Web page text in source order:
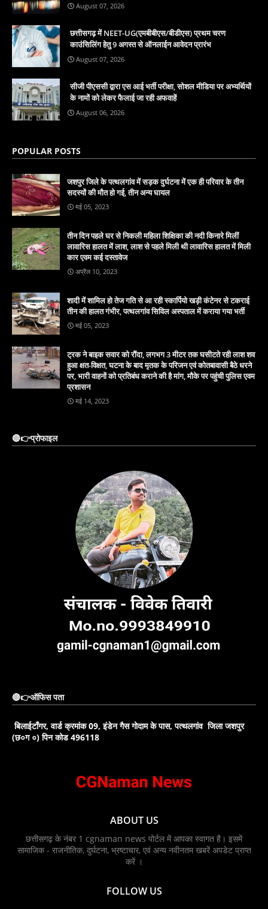
August 07, 2026
छत्तीसगढ़ में NEET-UG(एमबीबीएस/बीडीएस) प्रथम चरण
काउंसिलिंग हेतु 9 अगस्त से ऑनलाईन आवेदन प्रारंभ
August 07, 2026
सीजी पीएससी द्वारा एस आई भर्ती परीक्षा, सोशल मीडिया पर अभ्यर्थियों
के नामों को लेकर फैलाई जा रही अफवाहें
August 06, 2026
POPULAR POSTS
जशपुर जिले के पत्थलगांव में सड़क दुर्घटना में एक ही परिवार के तीन
सदस्यों की मौत हो गई, तीन अन्य घायल
मई 05, 2023
तीन दिन पहले घर से निकली महिला शिक्षिका की नदी किनारे मिलीं
लावारिस हालत में लाश, लाश से पहले मिली थी लावारिस हालत में मिली
कार एवम कई दस्तावेज
अप्रैल 10, 2023
शादी में शामिल हो तेज गति से आ रही स्कार्पियो खड़ी कंटेनर से टकराई
तीन की हालत गंभीर, पत्थलगांव सिविल अस्पताल में कराया गया भर्ती
मई 05, 2023
ट्रक ने बाइक सवार को रौंदा, लगभग 3 मीटर तक घसीटते रही लाश शव
हुआ क्षत-विक्षत, घटना के बाद मृतक के परिजन एवं कोतबावासी बैठे धरने
पर, भारी वाहनों को प्रतिबंध कराने की है मांग, मौके पर पहुंची पुलिस एवम
प्रशासन
मई 14, 2023
🔴👉प्रोफाइल
🔴👉ऑफिस पता
बिलाईटाँगर, वार्ड क्रमांक 09, इंडेन गैस गोदाम के पास, पत्थलगांव जिला जशपुर
(छ०ग ०) पिन कोड 496118
ABOUT US
छत्तीसगढ़ के नंबर 1 cgnaman news पोर्टल में आपका स्वागत है। इसमें
सामाजिक - राजनीतिक, दुर्घटना, भ्रष्टाचार, एवं अन्य नवीनतम खबरें अपडेट प्राप्त
करें ।
FOLLOW US